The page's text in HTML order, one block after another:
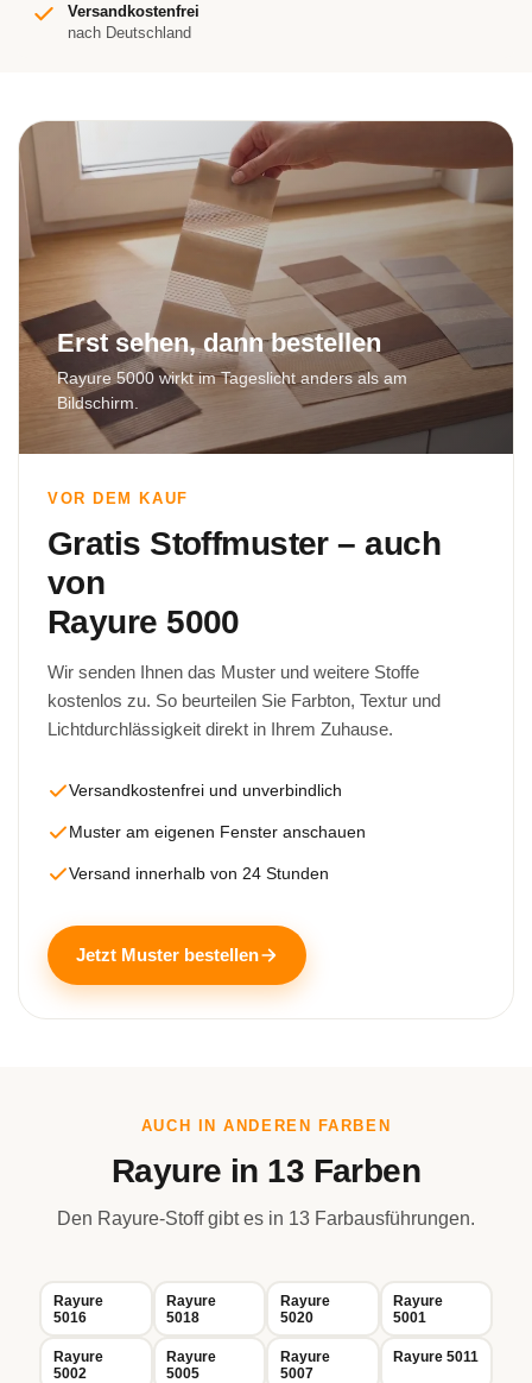
Versandkostenfrei
nach Deutschland
Erst sehen, dann bestellen
Rayure 5000 wirkt im Tageslicht anders als am
Bildschirm.
VOR DEM KAUF
Gratis Stoffmuster – auch
von
Rayure 5000
Wir senden Ihnen das Muster und weitere Stoffe
kostenlos zu. So beurteilen Sie Farbton, Textur und
Lichtdurchlässigkeit direkt in Ihrem Zuhause.
Versandkostenfrei und unverbindlich
Muster am eigenen Fenster anschauen
Versand innerhalb von 24 Stunden
Jetzt Muster bestellen
AUCH IN ANDEREN FARBEN
Rayure in 13 Farben
Den Rayure-Stoff gibt es in 13 Farbausführungen.
Rayure
5016
Rayure
5018
Rayure
5020
Rayure
5001
Rayure
5002
Rayure
5005
Rayure
5007
Rayure 5011